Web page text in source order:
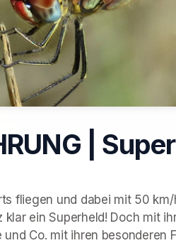
|
fliegen und dabei mit 50
ein Superheld! Doch mit
und Co. mit ihren